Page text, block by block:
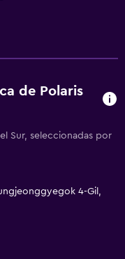
de Polaris
Sur, seleccionadas por
4-Gil,